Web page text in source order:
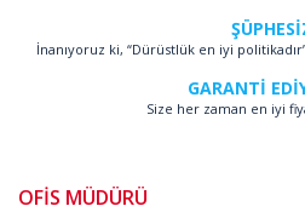
İnanıyoruz ki, “Dürüstlük en iyi
GARANTİ
Size her zaman en iyi
OFİS MÜDÜRÜ